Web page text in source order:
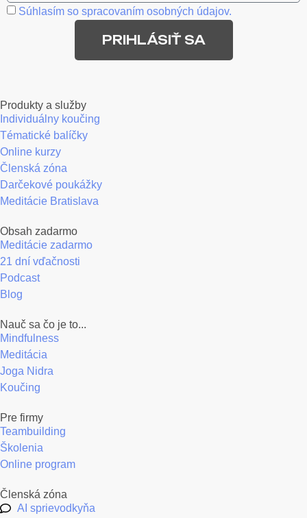
Súhlasím so spracovaním osobných údajov.
PRIHLÁSIŤ SA
Produkty a služby
Individuálny koučing
Tématické balíčky
Online kurzy
Členská zóna
Darčekové poukážky
Meditácie Bratislava
Obsah zadarmo
Meditácie zadarmo
21 dní vďačnosti
Podcast
Blog
Nauč sa čo je to...
Mindfulness
Meditácia
Joga Nidra
Koučing
Pre firmy
Teambuilding
Školenia
Online program
Členská zóna
AI sprievodkyňa